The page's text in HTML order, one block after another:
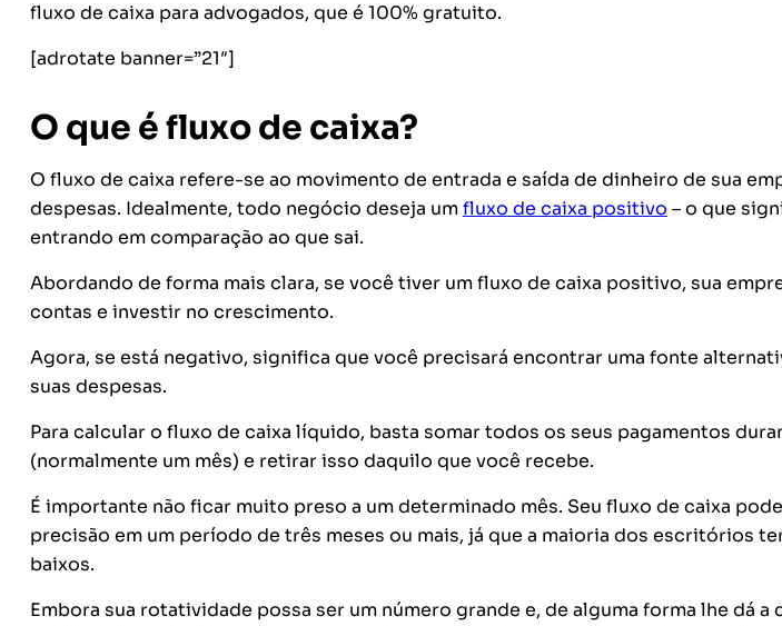
fluxo de caixa para advogados, que é 100% gratuito.
[adrotate banner=”21″]
O que é fluxo de caixa?
O fluxo de caixa refere-se ao movimento de entrada e saída de dinheiro de sua
despesas. Idealmente, todo negócio deseja umfluxo de caixa positivo – o que
entrando em comparação ao que sai.
Abordando de forma mais clara, se você tiver um fluxo de caixa positivo, sua
contas e investir no crescimento.
Agora, se está negativo, significa que você precisará encontrar uma fonte
suas despesas.
Para calcular o fluxo de caixa líquido, basta somar todos os seus pagamentos
(normalmente um mês) e retirar isso daquilo que você recebe.
É importante não ficar muito preso a um determinado mês. Seu fluxo de caixa
precisão em um período de três meses ou mais, já que a maioria dos escritórios
baixos.
Embora sua rotatividade possa ser um número grande e, de alguma forma lhe dá